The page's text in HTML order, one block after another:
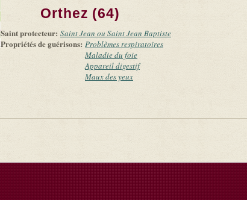
Orthez (64)
Saint protecteur: Saint Jean ou Saint Jean Baptiste
Propriétés de guérisons: Problèmes respiratoires
Maladie du foie
Appareil digestif
Maux des yeux